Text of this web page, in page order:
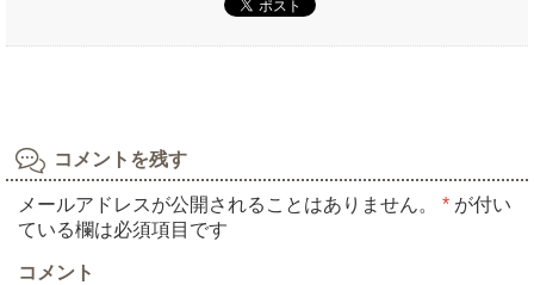
コメントを残す
メールアドレスが公開されることはありません。 * が付い
ている欄は必須項目です
コメント